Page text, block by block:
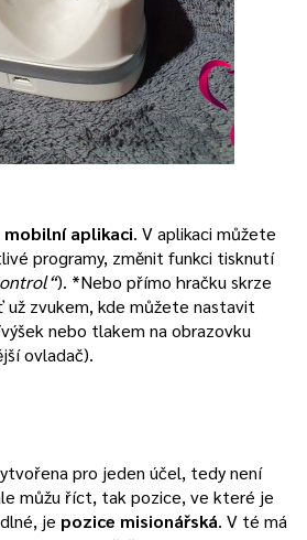
mobilní aplikaci. V aplikaci můžete
programy, změnit funkci tisknutí
). *Nebo přímo hračku skrze
zvukem, kde můžete nastavit
nebo tlakem na obrazovku
ovladač).
pro jeden účel, tedy není
můžu říct, tak pozice, ve které je
je pozice misionářská. V té má